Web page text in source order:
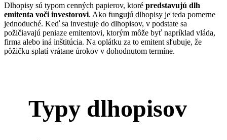
Dlhopisy sú typom cenných papierov, ktoré predstavujú dlh
emitenta voči investorovi. Ako fungujú dlhopisy je teda pomerne
jednoduché. Keď sa investuje do dlhopisov, v podstate sa
požičiavajú peniaze emitentovi, ktorým môže byť napríklad vláda,
firma alebo iná inštitúcia. Na oplátku za to emitent sľubuje, že
pôžičku splatí vrátane úrokov v dohodnutom termíne.
Typy dlhopisov